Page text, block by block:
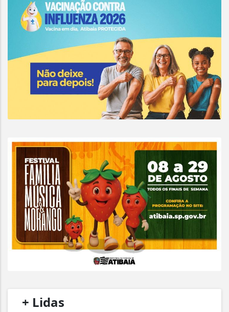
+ Lidas